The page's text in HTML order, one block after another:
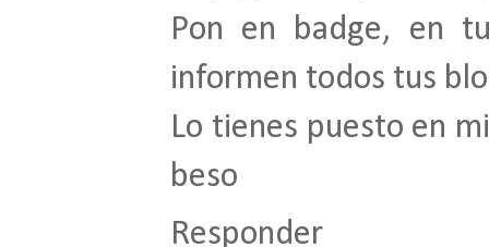
Pon en badge, en
informen todos tus
Lo tienes puesto en
beso
Responder